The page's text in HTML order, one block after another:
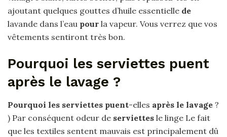
ajoutant quelques gouttes d’huile essentielle de
lavande dans l’eau pour la vapeur. Vous verrez que vos
vêtements sentiront très bon.
Pourquoi les serviettes puent
après le lavage ?
Pourquoi les serviettes puent-elles après le lavage ?
) Par conséquent odeur de serviettes le linge Le fait
que les textiles sentent mauvais est principalement dû